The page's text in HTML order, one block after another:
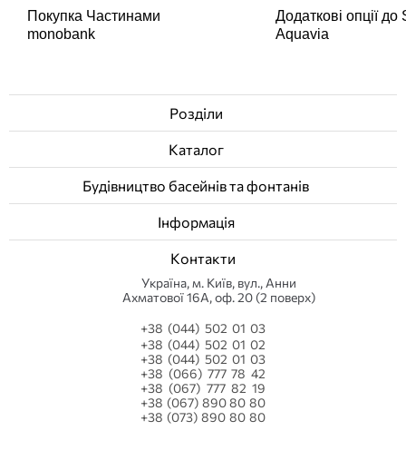
Покупка Частинами
monobank
Додаткові опції
Aquavia
Розділи
Каталог
Будівництво басейнів та фонтанів
Інформація
Контакти
Українa, м. Київ, вул., Анни
Ахматової 16А, оф. 20 (2 поверх)
+38 (044) 502 01 03
+38 (044) 502 01 02
+38 (044) 502 01 03
+38 (066) 777 78 42
+38 (067) 777 82 19
+38 (067) 890 80 80
+38 (073) 890 80 80